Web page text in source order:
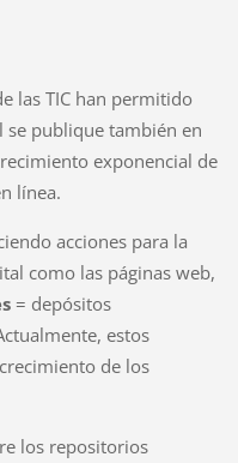
las TIC han permitido
publique también en
exponencial de
línea.
acciones para la
como las páginas web,
= depósitos
estos
de los
los repositorios